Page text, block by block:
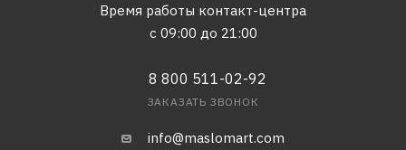
Время работы контакт-центра
с 09:00 до 21:00
8 800 511-02-92
ЗАКАЗАТЬ ЗВОНОК
info@maslomart.com